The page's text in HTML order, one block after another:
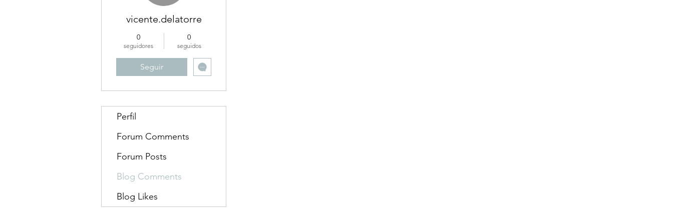
vicente.delatorre
0
seguidores
0
seguidos
Seguir
Perfil
Forum Comments
Forum Posts
Blog Comments
Blog Likes